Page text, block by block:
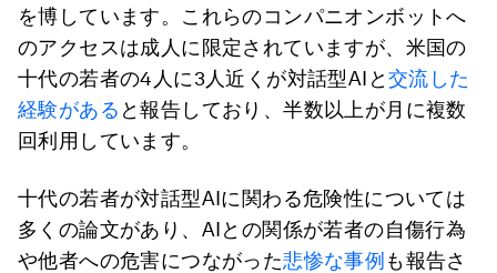
を博しています。これらのコンパニオンボットへ
のアクセスは成人に限定されていますが、米国の
十代の若者の4人に3人近くが対話型AIと交流した
経験がある と報告しており、半数以上が月に複数
回利用しています。
十代の若者が対話型AIに関わる危険性については
多くの論文があり、AIとの関係が若者の自傷行為
や他者への危害につながった悲惨な事例 も報告さ